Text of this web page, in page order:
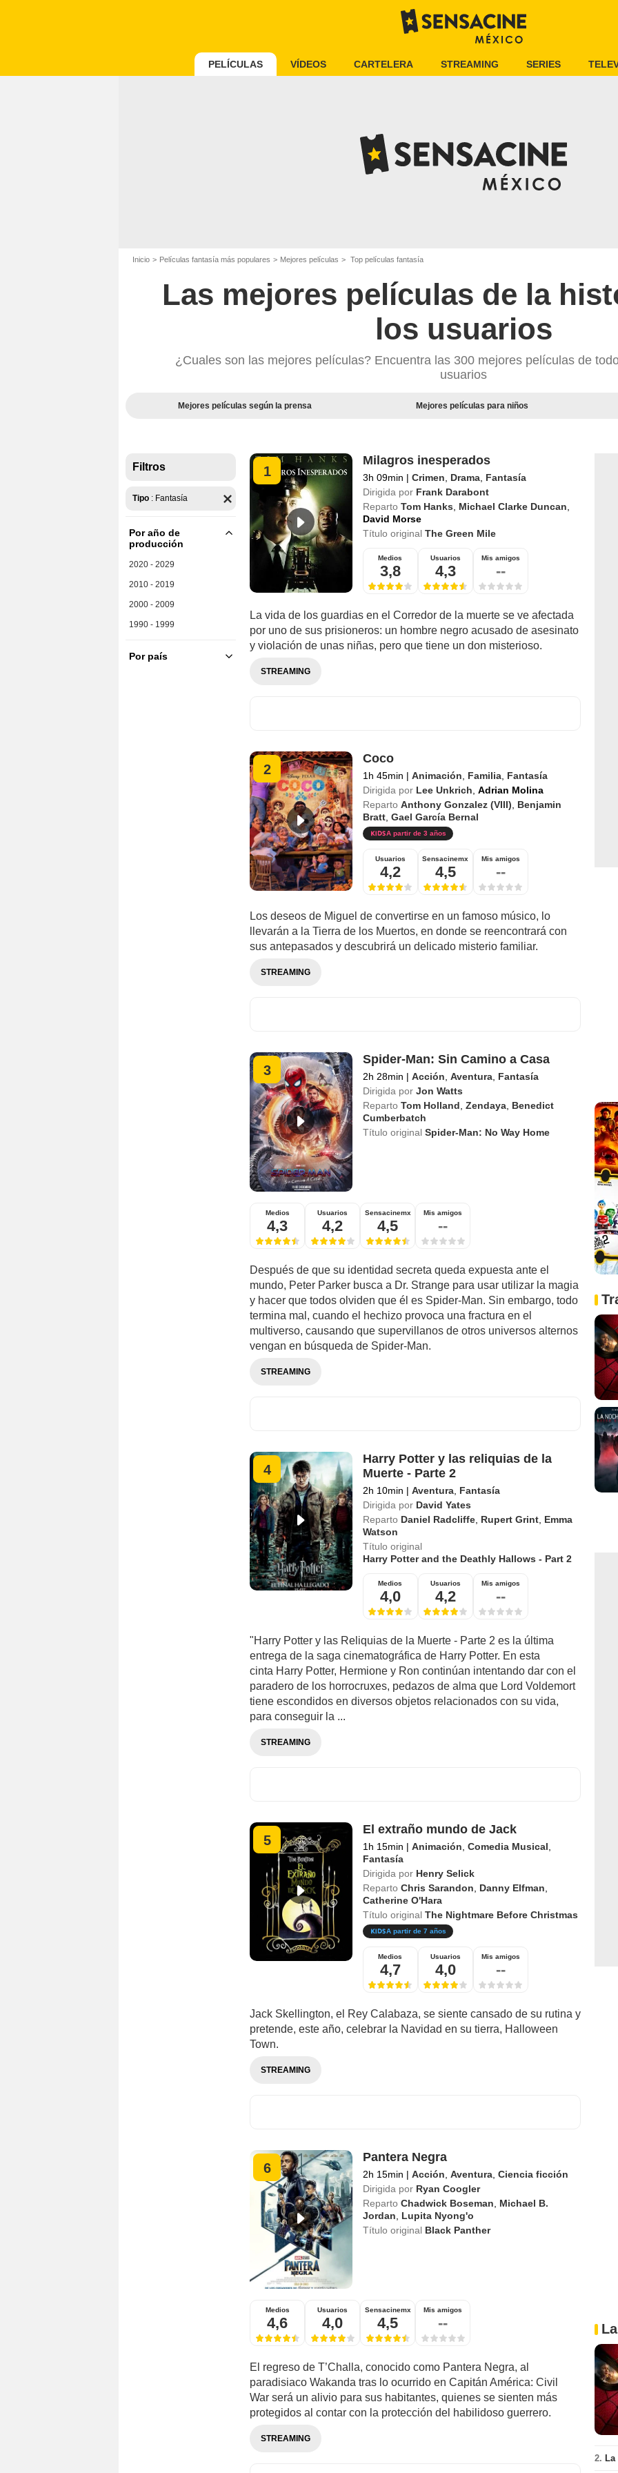
PELÍCULAS VÍDEOS CARTELERA STREAMING SERIES
Inicio Películas fantasía más populares Mejores películas Top películas fantasía
Las mejores películas de la
los usuarios
¿Cuales son las mejores películas? Encuentra las 300 mejores películas de
usuarios
Mejores películas según la prensa Mejores películas para niños
Filtros
Tipo : Fantasía
Por año de
producción
2020 - 2029
2010 - 2019
2000 - 2009
1990 - 1999
Por país
1
Milagros inesperados
3h 09min | Crimen Drama, Fantasía
Dirigida por Frank Darabont
Reparto Tom Hanks Michael Clarke Duncan
David Morse
Título original The Green Mile
Medios
3,8
Usuarios
4,3
Mis amigos
--
La vida de los guardias en el Corredor de la muerte se ve afectada
por uno de sus prisioneros: un hombre negro acusado de asesinato
y violación de unas niñas, pero que tiene un don misterioso.
STREAMING
2
Coco
1h 45min | Animación Familia, Fantasía
Dirigida por Lee Unkrich Adrian Molina
Reparto Anthony Gonzalez (VIII)
Benjamin
Bratt, Gael García Bernal
A partir de 3 años
Usuarios
4,2
Sensacinemx
4,5
Mis amigos
--
Los deseos de Miguel de convertirse en un famoso músico, lo
llevarán a la Tierra de los Muertos, en donde se reencontrará con
sus antepasados y descubrirá un delicado misterio familiar.
STREAMING
3
Spider-Man: Sin Camino a Casa
2h 28min | Acción Aventura, Fantasía
Dirigida por Jon Watts
Reparto Tom Holland Zendaya, Benedict
Cumberbatch
Título original Spider-Man: No Way Home
Medios
4,3
Usuarios
4,2
Sensacinemx
4,5
Mis amigos
--
Después de que su identidad secreta queda expuesta ante el
mundo, Peter Parker busca a Dr. Strange para usar utilizar la magia
y hacer que todos olviden que él es Spider-Man. Sin embargo, todo
termina mal, cuando el hechizo provoca una fractura en el
multiverso, causando que supervillanos de otros universos alternos
vengan en búsqueda de Spider-Man.
STREAMING
4
Harry Potter y las reliquias de la
Muerte - Parte 2
2h 10min | Aventura, Fantasía
Dirigida por David Yates
Reparto Daniel Radcliffe, Rupert Grint, Emma
Watson
Título original
Harry Potter and the Deathly Hallows - Part 2
Medios
4,0
Usuarios
4,2
Mis amigos
--
"Harry Potter y las Reliquias de la Muerte - Parte 2 es la última
entrega de la saga cinematográfica de Harry Potter. En esta
cinta Harry Potter, Hermione y Ron continúan intentando dar con el
paradero de los horrocruxes, pedazos de alma que Lord Voldemort
tiene escondidos en diversos objetos relacionados con su vida,
para conseguir la ...
STREAMING
5
El extraño mundo de Jack
1h 15min | Animación Comedia Musical
Fantasía
Dirigida por Henry Selick
Reparto Chris Sarandon Danny Elfman
Catherine O'Hara
Título original The Nightmare Before Christmas
A partir de 7 años
Medios
4,7
Usuarios
4,0
Mis amigos
--
Jack Skellington, el Rey Calabaza, se siente cansado de su rutina y
pretende, este año, celebrar la Navidad en su tierra, Halloween
Town.
STREAMING
6
Pantera Negra
2h 15min | Acción Aventura, Ciencia ficción
Dirigida por Ryan Coogler
Reparto Chadwick Boseman
Michael B.
Jordan
Lupita Nyong'o
Título original Black Panther
Medios
4,6
Usuarios
4,0
Sensacinemx
4,5
Mis amigos
--
El regreso de T’Challa, conocido como Pantera Negra, al
paradisiaco Wakanda tras lo ocurrido en Capitán América: Civil
War será un alivio para sus habitantes, quienes se sienten más
protegidos al contar con la protección del habilidoso guerrero.
STREAMING
2.